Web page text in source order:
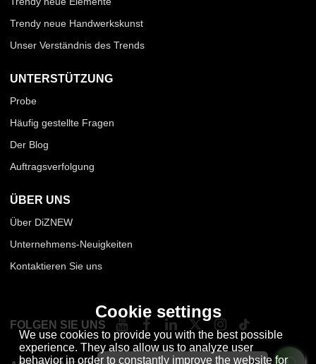
Trendy neue Handwerkskunst
Unser Verständnis des Trends
UNTERSTÜTZUNG
Probe
Häufig gestellte Fragen
Der Blog
Auftragsverfolgung
ÜBER UNS
Über DiZNEW
Unternehmens-Neuigkeiten
Kontaktieren Sie uns
FOLGEN SIE UNS
Cookie settings
We use cookies to provide you with the best possible
experience. They also allow us to analyze user
behavior in order to constantly improve the website for